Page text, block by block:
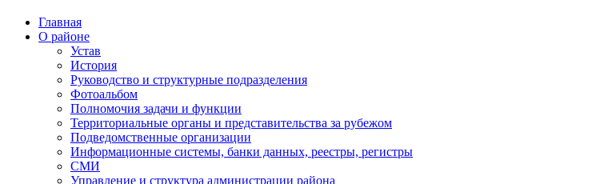
Главная
О районе
Устав
История
Руководство и структурные подразделения
Фотоальбом
Полномочия задачи и функции
Территориальные органы и представительства за рубежом
Подведомственные организации
Информационные системы, банки данных, реестры, регистры
СМИ
Управление и структура администрации района